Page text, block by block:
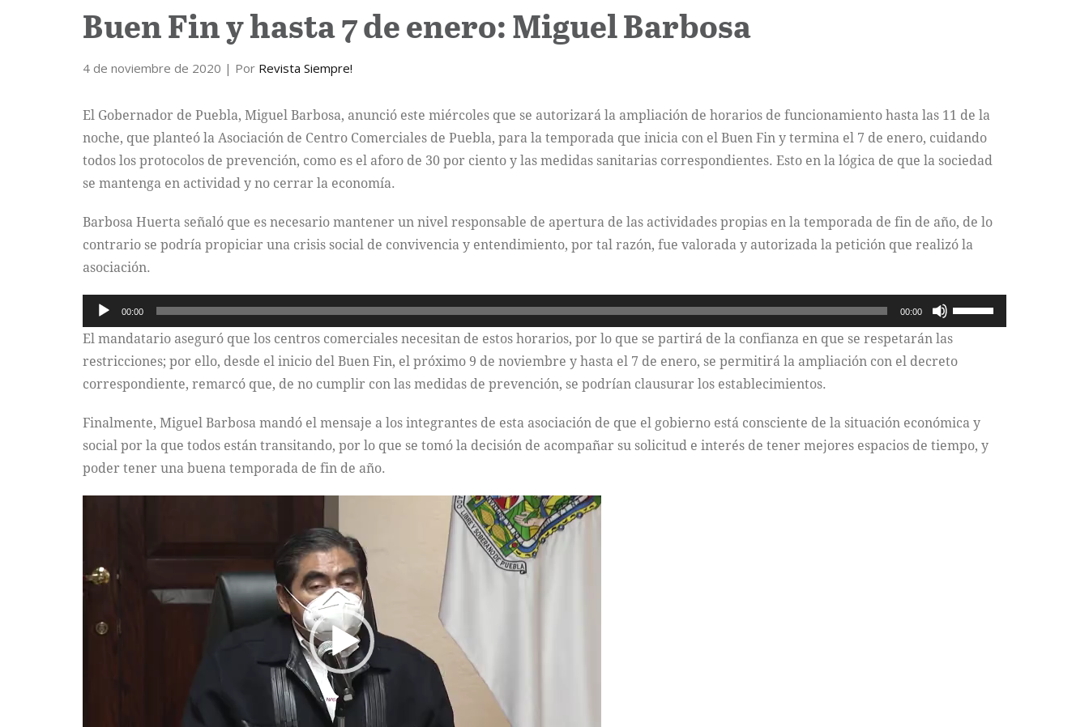
Buen Fin y hasta 7 de enero: Miguel Barbosa
4 de noviembre de 2020 | Por Revista Siempre!
El Gobernador de Puebla, Miguel Barbosa, anunció este miércoles que se autorizará la ampliación de horarios de funcionamiento hasta las 11 de la
noche, que planteó la Asociación de Centro Comerciales de Puebla, para la temporada que inicia con el Buen Fin y termina el 7 de enero, cuidando
todos los protocolos de prevención, como es el aforo de 30 por ciento y las medidas sanitarias correspondientes. Esto en la lógica de que la sociedad
se mantenga en actividad y no cerrar la economía.
Barbosa Huerta señaló que es necesario mantener un nivel responsable de apertura de las actividades propias en la temporada de fin de año, de lo
contrario se podría propiciar una crisis social de convivencia y entendimiento, por tal razón, fue valorada y autorizada la petición que realizó la
asociación.
Reproductor
de
00:00 00:00
Utiliza
las
arriba/abajo
para
El mandatario aseguró que los centros comerciales necesitan de estos horarios, por lo que se partirá de la confianza en que se respetarán las
restricciones; por ello, desde el inicio del Buen Fin, el próximo 9 de noviembre y hasta el 7 de enero, se permitirá la ampliación con el decreto
correspondiente, remarcó que, de no cumplir con las medidas de prevención, se podrían clausurar los establecimientos.
Finalmente, Miguel Barbosa mandó el mensaje a los integrantes de esta asociación de que el gobierno está consciente de la situación económica y
social por la que todos están transitando, por lo que se tomó la decisión de acompañar su solicitud e interés de tener mejores espacios de tiempo, y
poder tener una buena temporada de fin de año.